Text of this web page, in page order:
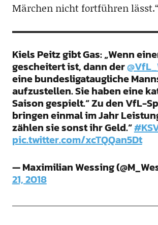
Märchen nicht fortführen lässt.“
Kiels Peitz gibt Gas: „Wenn
gescheitert ist, dann der
eine bundesligataugliche
aufzustellen. Sie haben eine
Saison gespielt.“ Zu den VfL-
bringen einmal im Jahr
zählen sie sonst ihr Geld.“
pic.twitter.com/xcTQQan5Dt
— Maximilian Wessing
21, 2018